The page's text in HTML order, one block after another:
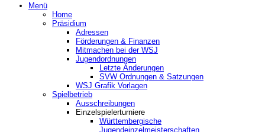
Menü
Home
Präsidium
Adressen
Förderungen & Finanzen
Mitmachen bei der WSJ
Jugendordnungen
Letzte Änderungen
SVW Ordnungen & Satzungen
WSJ Grafik Vorlagen
Spielbetrieb
Ausschreibungen
Einzelspielerturniere
Württembergische
Jugendeinzelmeisterschaften